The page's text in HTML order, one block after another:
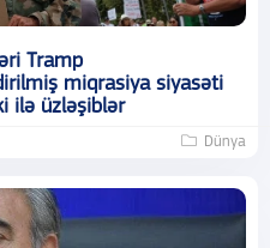
Tramp
miqrasiya siyasəti
ilə üzləşiblər
Dünya